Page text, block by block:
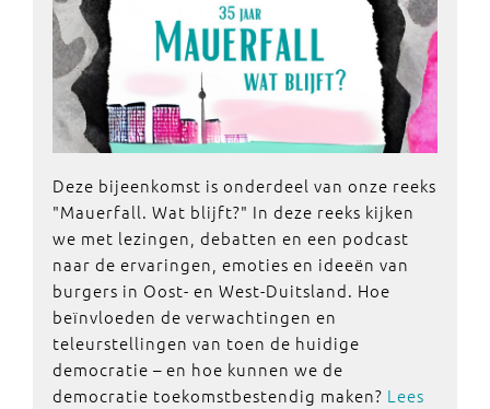
Deze bijeenkomst is onderdeel van onze reeks
"Mauerfall. Wat blijft?" In deze reeks kijken
we met lezingen, debatten en een podcast
naar de ervaringen, emoties en ideeën van
burgers in Oost- en West-Duitsland. Hoe
beïnvloeden de verwachtingen en
teleurstellingen van toen de huidige
democratie – en hoe kunnen we de
democratie toekomstbestendig maken? Lees